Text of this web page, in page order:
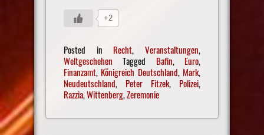
+2
Posted in Recht,Veranstaltungen,
Weltgeschehen Tagged Bafin, Euro,
Finanzamt, Königreich Deutschland, Mark,
Neudeutschland, Peter Fitzek, Polizei,
Razzia,Wittenberg,Zeremonie